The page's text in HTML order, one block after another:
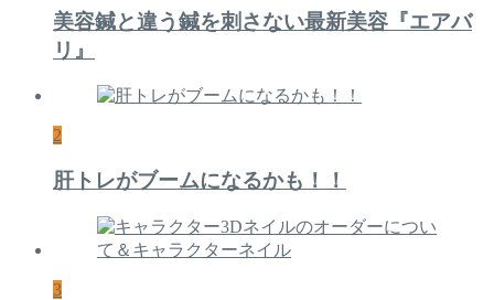
美容鍼と違う鍼を刺さない最新美容『エアバ
リ』
2
肝トレがブームになるかも！！
3